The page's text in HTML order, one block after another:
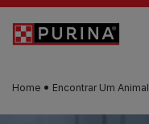
Skip to main content
Home Encontrar Um Animal